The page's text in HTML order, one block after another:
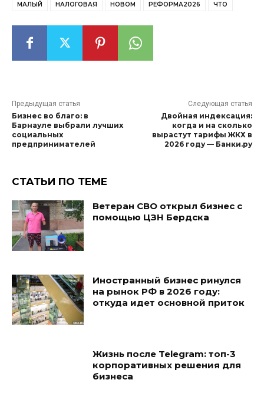
МАЛЫЙ НАЛОГОВАЯ НОВОМ РЕФОРМА2026 ЧТО
Предыдущая статья
Бизнес во благо: в
Барнауле выбрали лучших
социальных
предпринимателей
Следующая статья
Двойная индексация:
когда и на сколько
вырастут тарифы ЖКХ в
2026 году — Банки.ру
СТАТЬИ ПО ТЕМЕ
Ветеран СВО открыл бизнес с
помощью ЦЗН Бердска
Иностранный бизнес ринулся
на рынок РФ в 2026 году:
откуда идет основной приток
Жизнь после Telegram: топ-3
корпоративных решения для
бизнеса